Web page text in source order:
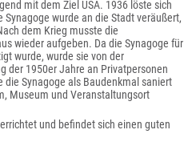
mit dem Ziel USA. 1936 löste sich
wurde an die Stadt veräußert,
dem Krieg musste die
wieder aufgeben. Da die Synagoge für
wurde, wurde sie von der
der 1950er Jahre an Privatpersonen
Synagoge als Baudenkmal saniert
Museum und Veranstaltungsort
und befindet sich einen guten